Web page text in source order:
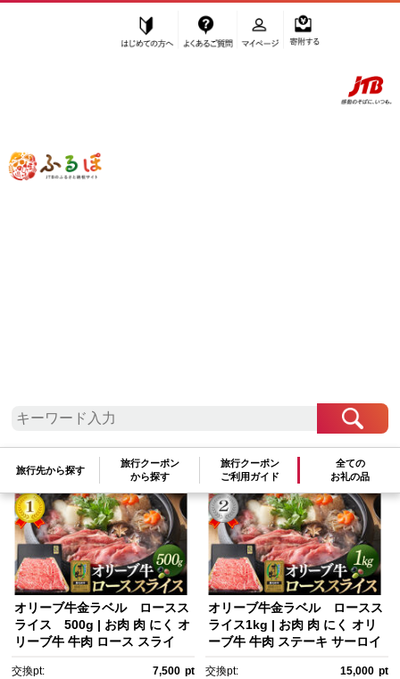
ふるぽ JTBのふるさと納税サイト
旅行先から探す
旅行クーポン
から探す
旅行クーポン
ご利用ガイド
全ての
お礼の品
「ふるさと納税」TOP
検索結果一覧
参考寄附額順|新着順 |人気ランキング順
オリーブ牛金ラベル ロースス
ライス 500g | お肉 肉 にく オ
リーブ牛 牛肉 ロース スライ
交換pt: 7,500 pt
オリーブ牛金ラベル ロースス
ライス1kg | お肉 肉 にく オリ
ーブ牛 牛肉 ステーキ サーロイ
市
交換pt: 15,000 pt